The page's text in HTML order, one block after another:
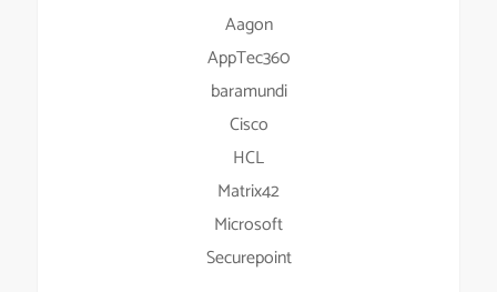
Aagon
AppTec360
baramundi
Cisco
HCL
Matrix42
Microsoft
Securepoint